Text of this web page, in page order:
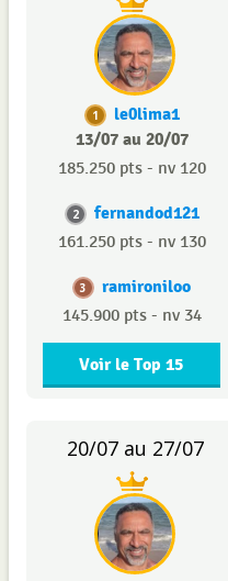
1
le0lima1
13/07 au 20/07
185.250 pts - nv 120
2 fernandod121
161.250 pts - nv 130
3 ramironiloo
145.900 pts - nv 34
Voir le Top 15
20/07 au 27/07